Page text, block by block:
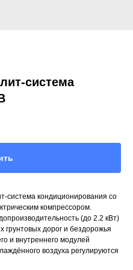
система
система кондиционирования со
компрессором.
(до 2.2 кВт)
грунтовых дорог и бездорожья
и внутреннего модулей
воздуха регулируются